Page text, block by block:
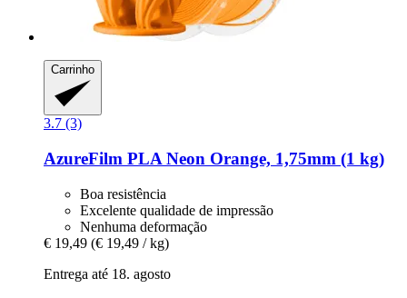
Carrinho
3.7 (3)
AzureFilm PLA Neon Orange, 1,75mm (1 kg)
Boa resistência
Excelente qualidade de impressão
Nenhuma deformação
€ 19,49 (€ 19,49 / kg)
Entrega até 18. agosto